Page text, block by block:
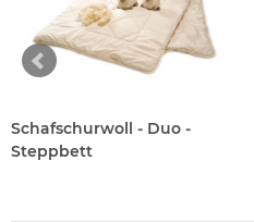
Schafschurwoll - Duo -
Steppbett